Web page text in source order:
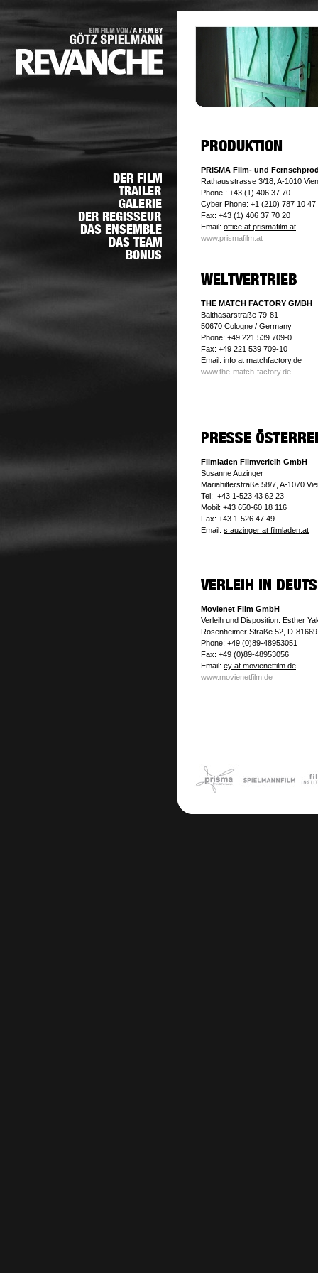
PRISMA Film- und
Rathausstrasse 3/18, A-1010
Phone.: +43 (1) 406 37 70
Cyber Phone: +1 (210) 787 10 47
Fax: +43 (1) 406 37 70 20
Email: office at prismafilm.at
www.prismafilm.at
THE MATCH FACTORY GMBH
Balthasarstraße 79-81
50670 Cologne / Germany
Phone: +49 221 539 709-0
Fax: +49 221 539 709-10
Email: info at matchfactory.de
www.the-match-factory.de
Filmladen Filmverleih GmbH
Susanne Auzinger
Mariahilferstraße 58/7, A-1070
Tel: +43 1-523 43 62 23
Mobil: +43 650-60 18 116
Fax: +43 1-526 47 49
Email: s.auzinger at filmladen.at
Movienet Film GmbH
Verleih und Disposition: Esther
Rosenheimer Straße 52, D-
Phone: +49 (0)89-48953051
Fax: +49 (0)89-48953056
Email: ey at movienetfilm.de
www.movienetfilm.de